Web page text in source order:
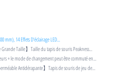
mm), 14 Effets D'éclairage LED...
Taille】Taille du tapis de souris Peakness...
+ le mode de changement peut être commuté en...
Antidérapante】Tapis de souris de jeu de...